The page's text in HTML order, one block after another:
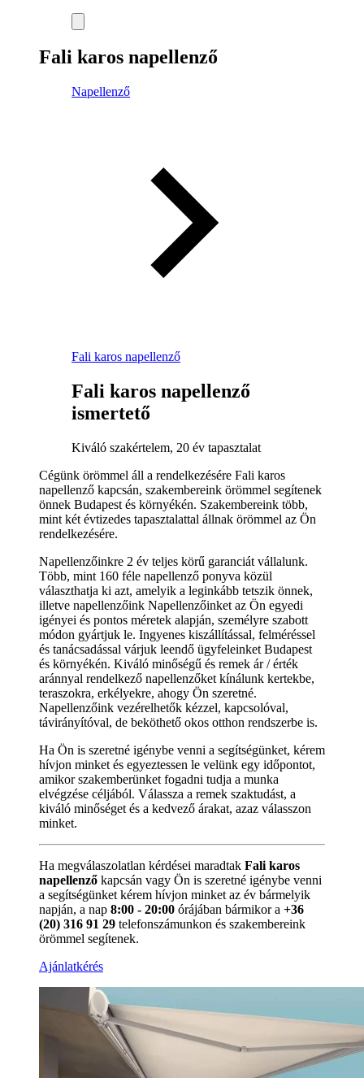
Fali karos napellenző
Napellenző
Fali karos napellenző
Fali karos napellenző
ismertető
Kiváló szakértelem, 20 év tapasztalat
Cégünk örömmel áll a rendelkezésére Fali karos
napellenző kapcsán, szakembereink örömmel segítenek
önnek Budapest és környékén. Szakembereink több,
mint két évtizedes tapasztalattal állnak örömmel az Ön
rendelkezésére.
Napellenzőinkre 2 év teljes körű garanciát vállalunk.
Több, mint 160 féle napellenző ponyva közül
választhatja ki azt, amelyik a leginkább tetszik önnek,
illetve napellenzőink Napellenzőinket az Ön egyedi
igényei és pontos méretek alapján, személyre szabott
módon gyártjuk le. Ingyenes kiszállítással, felméréssel
és tanácsadással várjuk leendő ügyfeleinket Budapest
és környékén. Kiváló minőségű és remek ár / érték
aránnyal rendelkező napellenzőket kínálunk kertekbe,
teraszokra, erkélyekre, ahogy Ön szeretné.
Napellenzőink vezérelhetők kézzel, kapcsolóval,
távirányítóval, de beköthető okos otthon rendszerbe is.
Ha Ön is szeretné igénybe venni a segítségünket, kérem
hívjon minket és egyeztessen le velünk egy időpontot,
amikor szakemberünket fogadni tudja a munka
elvégzése céljából. Válassza a remek szaktudást, a
kiváló minőséget és a kedvező árakat, azaz válasszon
minket.
Ha megválaszolatlan kérdései maradtak Fali karos
napellenző kapcsán vagy Ön is szeretné igénybe venni
a segítségünket kérem hívjon minket az év bármelyik
napján, a nap 8:00 - 20:00 órájában bármikor a +36
(20) 316 91 29 telefonszámunkon és szakembereink
örömmel segítenek.
Ajánlatkérés